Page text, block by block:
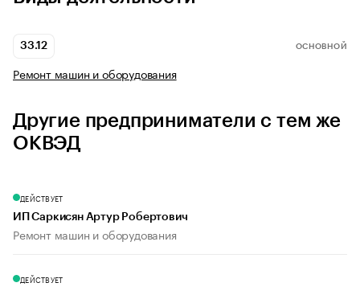
33.12 ОСНОВНОЙ
Ремонт машин и оборудования
Другие предприниматели с тем же
ОКВЭД
ДЕЙСТВУЕТ
ИП Саркисян Артур Робертович
Ремонт машин и оборудования
ДЕЙСТВУЕТ